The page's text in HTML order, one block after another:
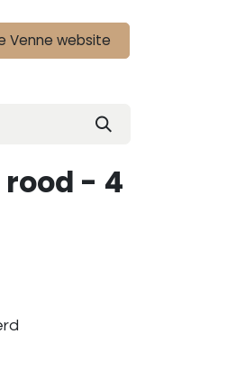
Venne website
- 4